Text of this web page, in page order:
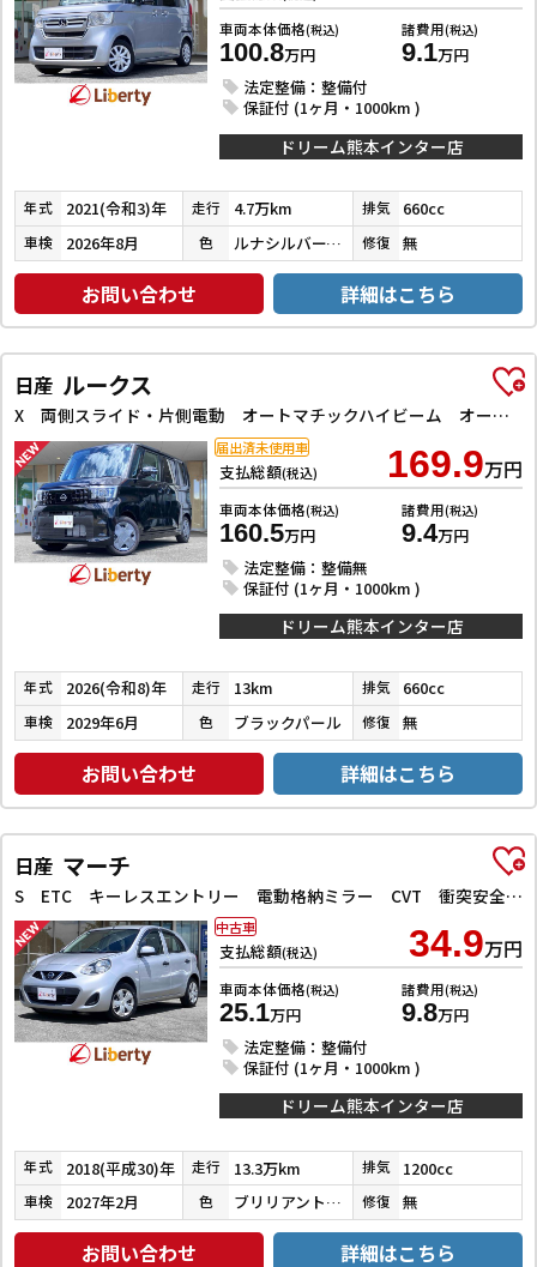
車両本体価格(税込)
100.8万円
諸費用(税込)
9.1万円
法定整備：整備付
保証付 (1ヶ月・1000km )
ドリーム熊本インター店
年式 2021(令和3)年 走行 4.7万km 排気 660cc
車検 2026年8月 色 ルナシルバーメタリック 修復 無
お問い合わせ 詳細はこちら
日産 ルークス
X 両側スライド・片側電動 オートマチックハイビーム オートライト スマートキー アイドリングストップ 電動格納ミラー ベンチシート CVT USB エアコン パワーステアリング パワーウィンドウ
支払総額(税込) 169.9万円
車両本体価格(税込)
160.5万円
諸費用(税込)
9.4万円
法定整備：整備無
保証付 (1ヶ月・1000km )
届出済未使用車
ドリーム熊本インター店
年式 2026(令和8)年 走行 13km 排気 660cc
車検 2029年6月 色 ブラックパール 修復 無
お問い合わせ 詳細はこちら
日産 マーチ
S ETC キーレスエントリー 電動格納ミラー CVT 衝突安全ボディ ABS ESC エアコン パワーステアリング パワーウィンドウ
支払総額(税込) 34.9万円
車両本体価格(税込)
25.1万円
諸費用(税込)
9.8万円
法定整備：整備付
保証付 (1ヶ月・1000km )
中古車
ドリーム熊本インター店
年式 2018(平成30)年 走行 13.3万km 排気 1200cc
車検 2027年2月 色 ブリリアントシルバー 修復 無
お問い合わせ 詳細はこちら